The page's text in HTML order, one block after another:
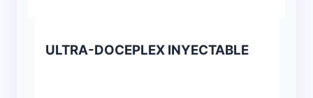
ULTRA-DOCEPLEX INYECTABLE